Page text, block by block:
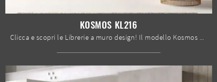
KOSMOS KL216